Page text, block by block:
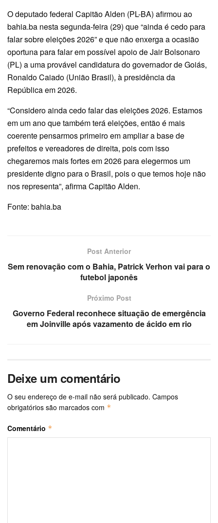
O deputado federal Capitão Alden (PL-BA) afirmou ao
bahia.ba nesta segunda-feira (29) que “ainda é cedo para
falar sobre eleições 2026” e que não enxerga a ocasião
oportuna para falar em possível apoio de Jair Bolsonaro
(PL) a uma provável candidatura do governador de Goiás,
Ronaldo Caiado (União Brasil), à presidência da
República em 2026.
“Considero ainda cedo falar das eleições 2026. Estamos
em um ano que também terá eleições, então é mais
coerente pensarmos primeiro em ampliar a base de
prefeitos e vereadores de direita, pois com isso
chegaremos mais fortes em 2026 para elegermos um
presidente digno para o Brasil, pois o que temos hoje não
nos representa”, afirma Capitão Alden.
Fonte: bahia.ba
Post Anterior
Sem renovação com o Bahia, Patrick Verhon vai para o
futebol japonês
Próximo Post
Governo Federal reconhece situação de emergência
em Joinville após vazamento de ácido em rio
Deixe um comentário
O seu endereço de e-mail não será publicado. Campos
obrigatórios são marcados com *
Comentário *